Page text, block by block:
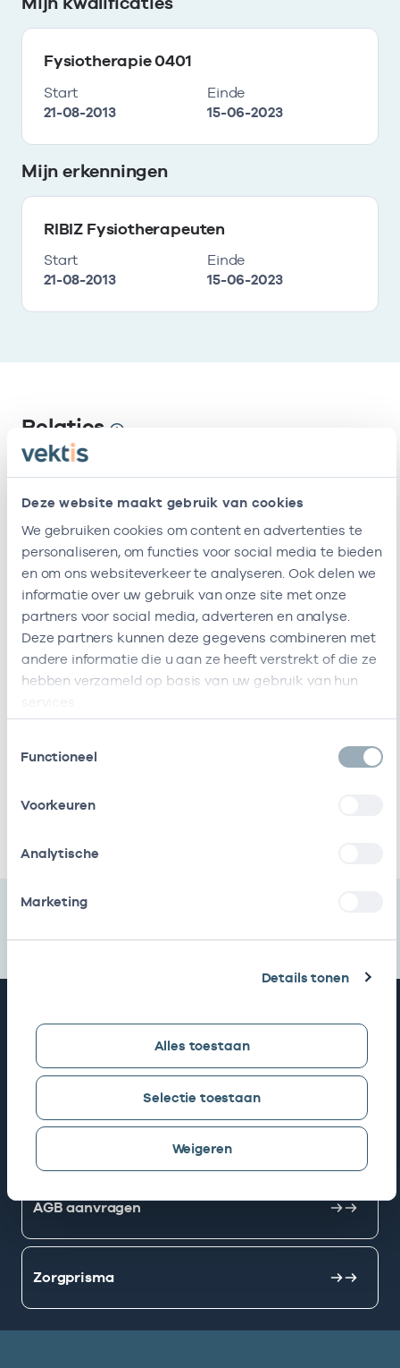
Deze website maakt gebruik van cookies
We gebruiken cookies om content en advertenties te
personaliseren, om functies voor social media te bieden
en om ons websiteverkeer te analyseren. Ook delen we
informatie over uw gebruik van onze site met onze
partners voor social media, adverteren en analyse.
Deze partners kunnen deze gegevens combineren met
andere informatie die u aan ze heeft verstrekt of die ze
hebben verzameld op basis van uw gebruik van hun
Functioneel
Voorkeuren
Analytische
Marketing
Details tonen
Alles toestaan
Selectie toestaan
Weigeren
Fysiotherapie 0401
Start
21-08-2013
Einde
15-06-2023
Mijn erkenningen
RIBIZ Fysiotherapeuten
Start
21-08-2013
Einde
15-06-2023
Relaties
Ik ben werkzaam bij de volgende vestigingen
Ik ben werkzaam bij de volgende vestigingen
Naam Zorgaanbod AGB-code
Fysiotherapie
Jp De Jager
Fysiotherapie - 09-08-
Ik heb een arbeidsrelatie met
Fysiotherapie
09-08-2021
AGB zoeken
Mijn Vektis
AGB aanvragen
Zorgprisma